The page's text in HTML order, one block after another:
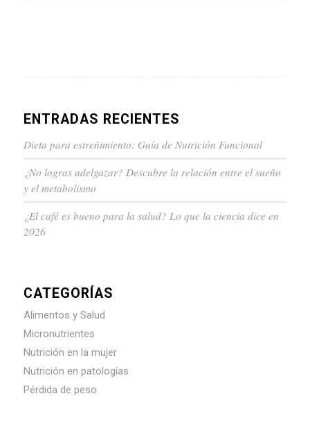
ENTRADAS RECIENTES
Dieta para estreñimiento: Guía de Nutrición Funcional
¿No logras adelgazar? Descubre la relación entre el sueño
y el metabolismo
¿El café es bueno para la salud? Lo que la ciencia dice en
2026
CATEGORÍAS
Alimentos y Salud
Micronutrientes
Nutrición en la mujer
Nutrición en patologías
Pérdida de peso